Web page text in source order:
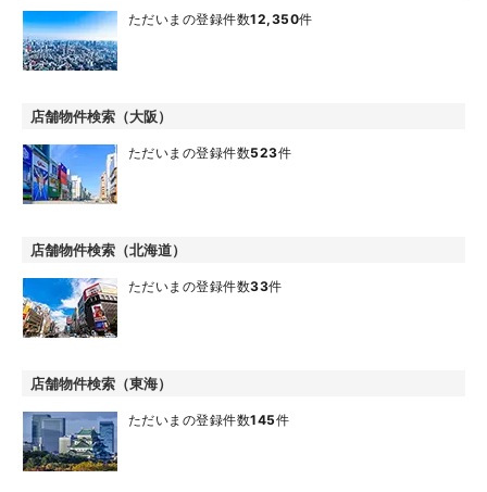
ただいまの登録件数12,350件
店舗物件検索（大阪）
ただいまの登録件数523件
店舗物件検索（北海道）
ただいまの登録件数33件
店舗物件検索（東海）
ただいまの登録件数145件